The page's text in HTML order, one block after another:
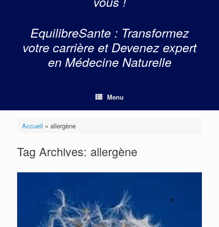
EquilibreSante : Transformez
votre carrière et Devenez expert
en Médecine Naturelle
Menu
Accueil » allergène
Tag Archives: allergène